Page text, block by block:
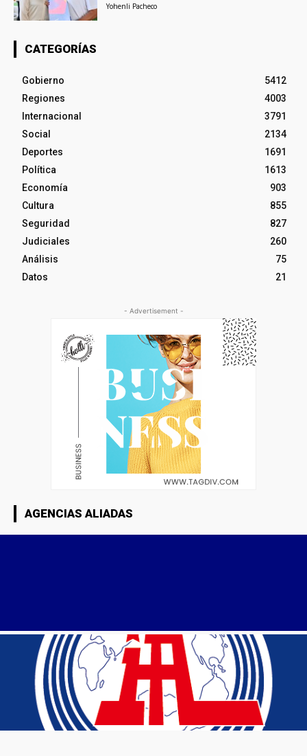
Yohenli Pacheco
CATEGORÍAS
Gobierno
5412
Regiones
4003
Internacional
3791
Social
2134
Deportes
1691
Política
1613
Economía
903
Cultura
855
Seguridad
827
Judiciales
260
Análisis
75
Datos
21
- Advertisement -
AGENCIAS ALIADAS